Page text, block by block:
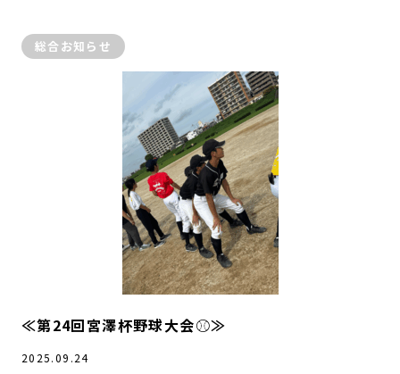
総合お知らせ
≪第24回宮澤杯野球大会⚾≫
2025.09.24